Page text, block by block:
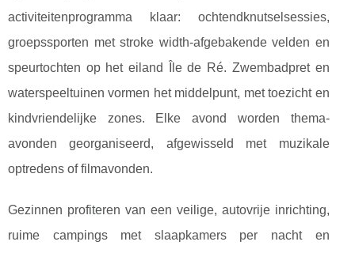
activiteitenprogramma klaar: ochtendknutselsessies,
groepssporten met stroke width-afgebakende velden en
speurtochten op het eiland Île de Ré. Zwembadpret en
waterspeeltuinen vormen het middelpunt, met toezicht en
kindvriendelijke zones. Elke avond worden thema-
avonden georganiseerd, afgewisseld met muzikale
optredens of filmavonden.
Gezinnen profiteren van een veilige, autovrije inrichting,
ruime campings met slaapkamers per nacht en